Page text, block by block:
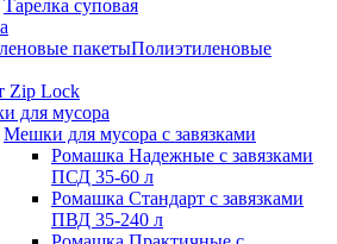
Тарелка суповая
Полиэтиленовые
Zip Lock
для мусора
Мешки для мусора с завязками
Ромашка Надежные с завязками
ПСД 35-60 л
Ромашка Стандарт с завязками
ПВД 35-240 л